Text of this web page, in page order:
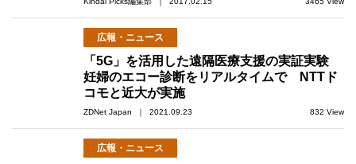
広報・ニュース
「5G」を活用した遠隔医療支援の実証実験
妊婦のエコー診断をリアルタイムで NTTド
コモと近大が実施
ZDNet Japan ｜ 2021.09.23 832 View
広報・ニュース